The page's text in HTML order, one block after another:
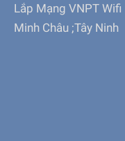
Lắp Mạng VNPT
Minh Châu ;Tây Ninh